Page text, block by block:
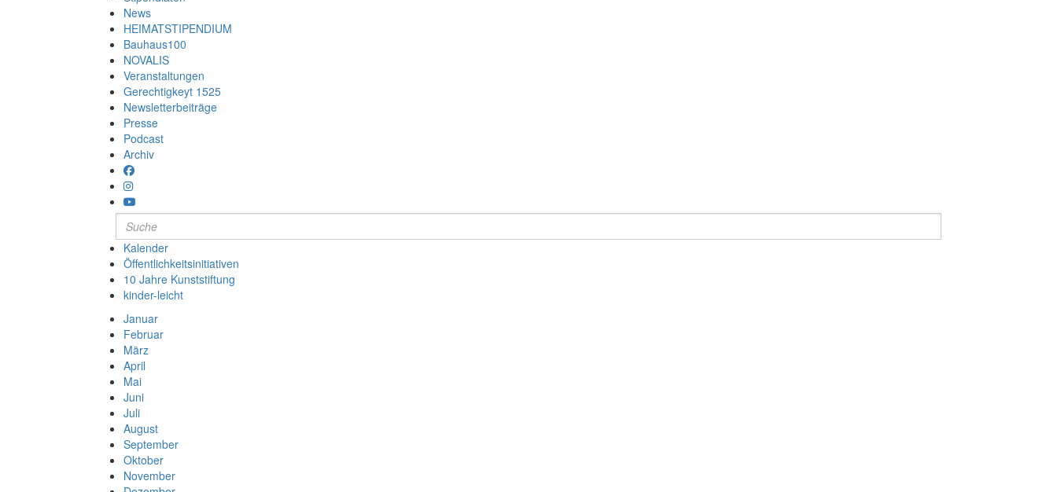
News
HEIMATSTIPENDIUM
Bauhaus100
NOVALIS
Veranstaltungen
Gerechtigkeyt 1525
Newsletterbeiträge
Presse
Podcast
Archiv
Kalender
Öffentlichkeitsinitiativen
10 Jahre Kunststiftung
kinder-leicht
Januar
Februar
März
April
Mai
Juni
Juli
August
September
Oktober
November